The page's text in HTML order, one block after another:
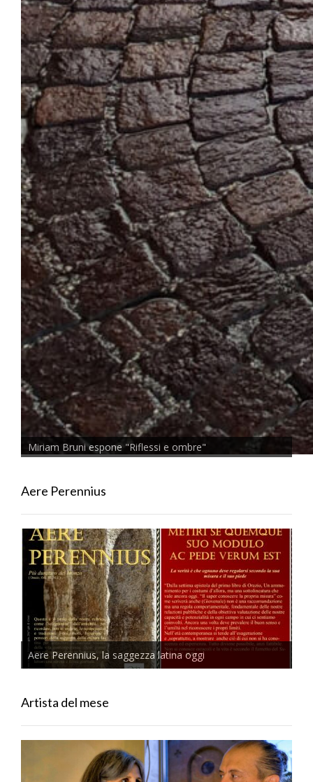
Miriam Bruni espone "Riflessi e ombre"
Aere Perennius
Aere Perennius, la saggezza latina oggi
Artista del mese